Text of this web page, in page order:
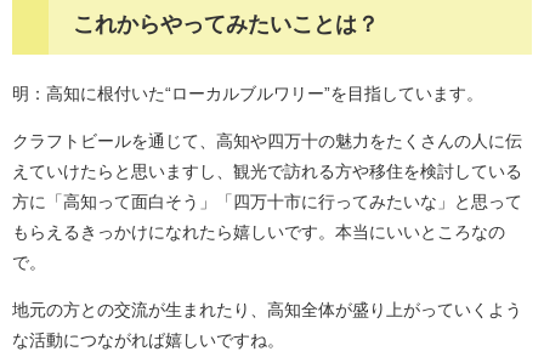
​これからやってみたいことは？​​
明：高知に根付いた“ローカルブルワリー”を目指しています。
クラフトビールを通じて、高知や四万十の魅力をたくさんの人に伝
えていけたらと思いますし、観光で訪れる方や移住を検討している
方に「高知って面白そう」「四万十市に行ってみたいな」と思って
もらえるきっかけになれたら嬉しいです。本当にいいところなの
で。
地元の方との交流が生まれたり、高知全体が盛り上がっていくよう
な活動につながれば嬉しいですね。